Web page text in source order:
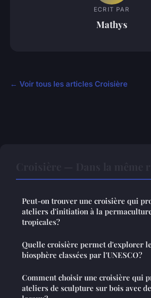
ECRIT PAR
Mathys
← Voir tous les articles Croisière
Peut-on trouver une croisière qui
ateliers d'initiation à la
tropicales?
Quelle croisière permet d'explorer
biosphère classées par l'UNESCO?
Comment choisir une croisière qui
ateliers de sculpture sur bois avec